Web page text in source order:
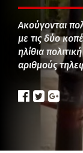
Ακούγονται
με τις δύο
ηλίθια
αριθμούς